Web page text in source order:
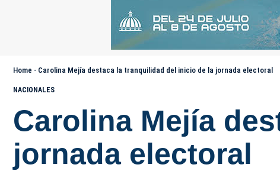
Home - Carolina Mejía destaca la tranquilidad del inicio de la jornada electoral
NACIONALES
Carolina Mejía
jornada electoral